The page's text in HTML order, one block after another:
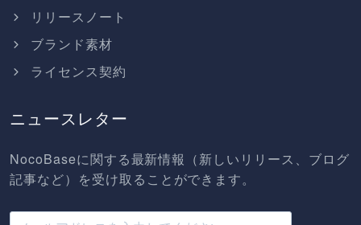
リリースノート
ブランド素材
ライセンス契約
ニュースレター
NocoBaseに関する最新情報（新しいリリース、ブログ
記事など）を受け取ることができます。